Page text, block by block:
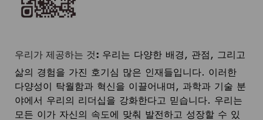
우리가 제공하는 것: 우리는 다양한 배경, 관점, 그리고
삶의 경험을 가진 호기심 많은 인재들입니다. 이러한
다양성이 탁월함과 혁신을 이끌어내며, 과학과 기술 분
야에서 우리의 리더십을 강화한다고 믿습니다. 우리는
모든 이가 자신의 속도에 맞춰 발전하고 성장할 수 있